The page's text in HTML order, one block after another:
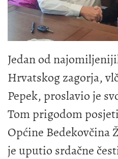
Jedan od
Hrvatskog zagorja,
Pepek, proslavio je
Tom prigodom
Općine Bedekovčina
je uputio srdačne